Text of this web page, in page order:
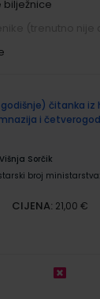
bilježnice
godišnje) čitanka
i
Sorčik
broj ministarstva:
CIJENA: 21,00 €